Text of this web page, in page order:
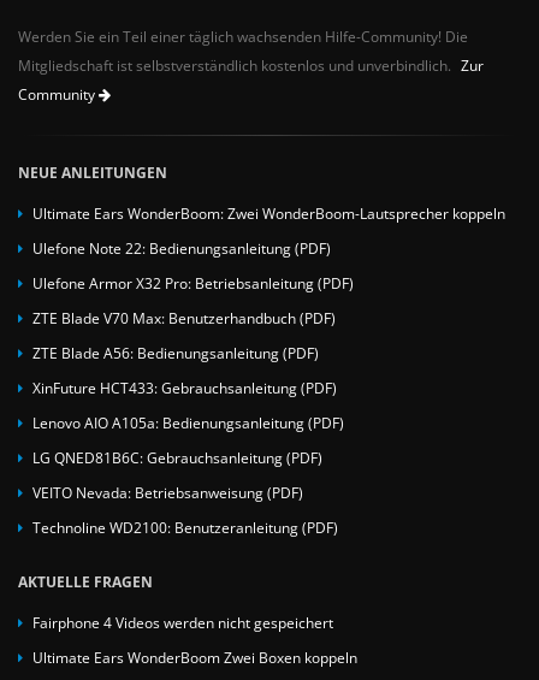
Werden Sie ein Teil einer täglich wachsenden Hilfe-Community! Die
Mitgliedschaft ist selbstverständlich kostenlos und unverbindlich. Zur
Community
NEUE ANLEITUNGEN
Ultimate Ears WonderBoom: Zwei WonderBoom-Lautsprecher koppeln
Ulefone Note 22: Bedienungsanleitung (PDF)
Ulefone Armor X32 Pro: Betriebsanleitung (PDF)
ZTE Blade V70 Max: Benutzerhandbuch (PDF)
ZTE Blade A56: Bedienungsanleitung (PDF)
XinFuture HCT433: Gebrauchsanleitung (PDF)
Lenovo AIO A105a: Bedienungsanleitung (PDF)
LG QNED81B6C: Gebrauchsanleitung (PDF)
VEITO Nevada: Betriebsanweisung (PDF)
Technoline WD2100: Benutzeranleitung (PDF)
AKTUELLE FRAGEN
Fairphone 4 Videos werden nicht gespeichert
Ultimate Ears WonderBoom Zwei Boxen koppeln